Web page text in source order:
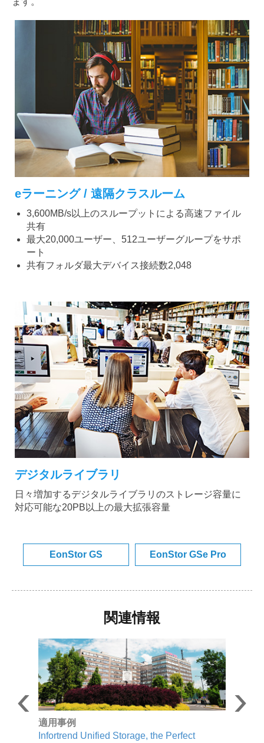
eラーニング / 遠隔クラスルーム
3,600MB/s以上のスループットによる高速ファイル
共有
最大20,000ユーザー、512ユーザーグループをサポ
ート
共有フォルダ最大デバイス接続数2,048
デジタルライブラリ
日々増加するデジタルライブラリのストレージ容量に
対応可能な20PB以上の最大拡張容量
EonStor GS EonStor GSe Pro
関連情報
適用事例
Infortrend Unified Storage, the Perfect